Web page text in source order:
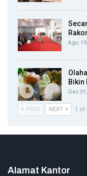
Agu
Bikin
Des
PREV NEXT 1 of
Alamat Kantor